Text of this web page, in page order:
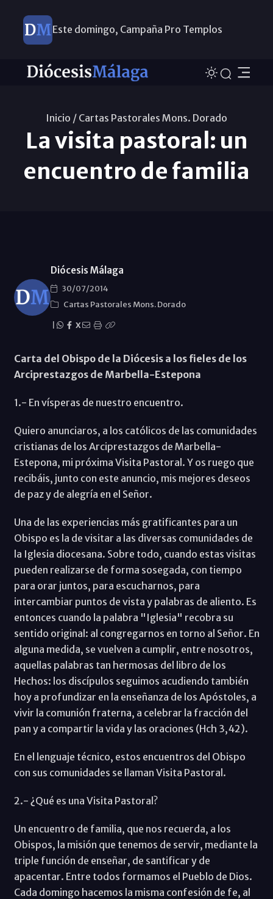
Este domingo, Campaña Pro Templos
Inicio / Cartas Pastorales Mons. Dorado
La visita pastoral: un
encuentro de familia
Diócesis Málaga
30/07/2014
Cartas Pastorales Mons. Dorado
X
Carta del Obispo de la Diócesis a los fieles de los
Arciprestazgos de Marbella-Estepona
1.- En vísperas de nuestro encuentro.
Quiero anunciaros, a los católicos de las comunidades
cristianas de los Arciprestazgos de Marbella-
Estepona, mi próxima Visita Pastoral. Y os ruego que
recibáis, junto con este anuncio, mis mejores deseos
de paz y de alegría en el Señor.
Una de las experiencias más gratificantes para un
Obispo es la de visitar a las diversas comunidades de
la Iglesia diocesana. Sobre todo, cuando estas visitas
pueden realizarse de forma sosegada, con tiempo
para orar juntos, para escucharnos, para
intercambiar puntos de vista y palabras de aliento. Es
entonces cuando la palabra "Iglesia" recobra su
sentido original: al congregarnos en torno al Señor. En
alguna medida, se vuelven a cumplir, entre nosotros,
aquellas palabras tan hermosas del libro de los
Hechos: los discípulos seguimos acudiendo también
hoy a profundizar en la enseñanza de los Apóstoles, a
vivir la comunión fraterna, a celebrar la fracción del
pan y a compartir la vida y las oraciones (Hch 3,42).
En el lenguaje técnico, estos encuentros del Obispo
con sus comunidades se llaman Visita Pastoral.
2.- ¿Qué es una Visita Pastoral?
Un encuentro de familia, que nos recuerda, a los
Obispos, la misión que tenemos de servir, mediante la
triple función de enseñar, de santificar y de
apacentar. Entre todos formamos el Pueblo de Dios.
Cada domingo hacemos la misma confesión de fe, al